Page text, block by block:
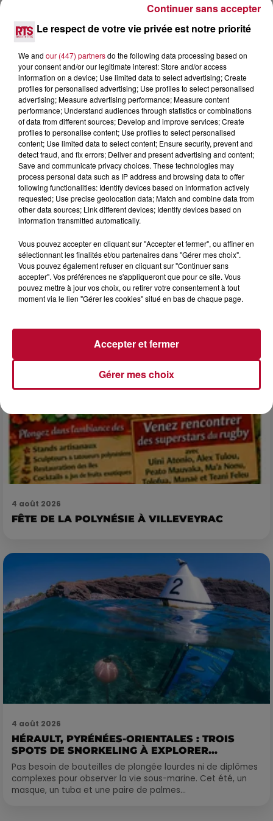
DINER CONCERT À LA MJC DE MARSEILLAN
NÎMES : « LE RÊVE DU GLADIATEUR » INVESTIT
LES ARÈNES CES 3...
Après un franc succès l'été dernier, le spectacle « Le Rêve
du gladiateur » revient illuminer l'amphithéâtre romain les 6,
7 et 8 août. Une fresque nocturne...
4 août 2026
FÊTE DE LA POLYNÉSIE À VILLEVEYRAC
4 août 2026
HÉRAULT, PYRÉNÉES-ORIENTALES : TROIS
SPOTS DE SNORKELING À EXPLORER...
Pas besoin de bouteilles de plongée lourdes ni de diplômes
complexes pour observer la vie sous-marine. Cet été, un
masque, un tuba et une paire de palmes...
Le respect de votre vie privée est notre priorité
We and our (447) partnersdo the following data processing based on
your consent and/or our legitimate interest: Store and/or access
information on a device; Use limited data to select advertising; Create
profiles for personalised advertising; Use profiles to select personalised
advertising; Measure advertising performance; Measure content
performance; Understand audiences through statistics or combinations
of data from different sources; Develop and improve services; Create
profiles to personalise content; Use profiles to select personalised
content; Use limited data to select content; Ensure security, prevent and
detect fraud, and fix errors; Deliver and present advertising and content;
Save and communicate privacy choices. These technologies may
process personal data such as IP address and browsing data to offer
following functionalities: Identify devices based on information actively
requested; Use precise geolocation data; Match and combine data from
other data sources; Link different devices; Identify devices based on
information transmitted automatically.
Vous pouvez accepter en cliquant sur "Accepter et fermer", ou affiner en
sélectionnant les finalités et/ou partenaires dans "Gérer mes choix".
Vous pouvez également refuser en cliquant sur "Continuer sans
accepter". Vos préférences ne s'appliqueront que pour ce site. Vous
pouvez mettre à jour vos choix, ou retirer votre consentement à tout
moment via le lien "Gérer les cookies" situé en bas de chaque page.
Gérer mes choix
Accepter et fermer
Continuer sans accepter